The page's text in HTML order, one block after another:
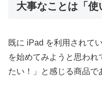
大事なことは「使
既に iPad を利用されて
を始めてみようと思わ
たい！」と感じる商品で